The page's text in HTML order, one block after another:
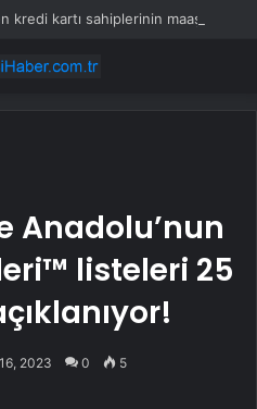
Anadolu’nun
listeleri 25
2023 0 5